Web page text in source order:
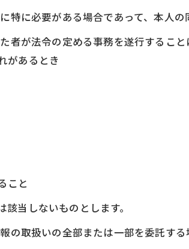
特に必要がある場合であって、本人
者が法令の定める事務を遂行するこ
があるとき
こと
当しないものとします。
の取扱いの全部または一部を委託する